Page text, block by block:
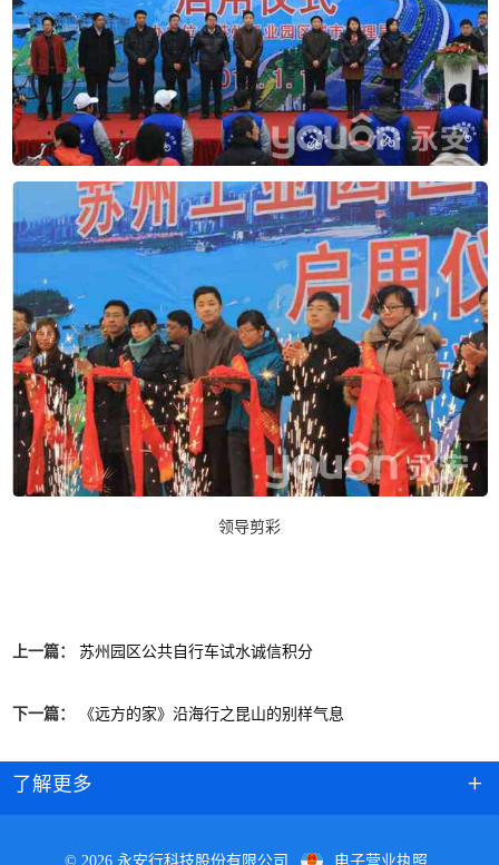
领导剪彩
上一篇： 苏州园区公共自行车试水诚信积分
下一篇： 《远方的家》沿海行之昆山的别样气息
了解更多
© 2026 永安行科技股份有限公司 电子营业执照